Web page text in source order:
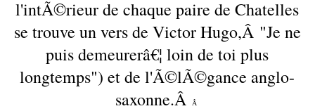
l'intÃ©rieur de chaque paire de Chatelles
se trouve un vers de Victor Hugo,Â "Je ne
puis demeurerâ€¦ loin de toi plus
longtemps") et de l'Ã©lÃ©gance anglo-
saxonne.Â Â